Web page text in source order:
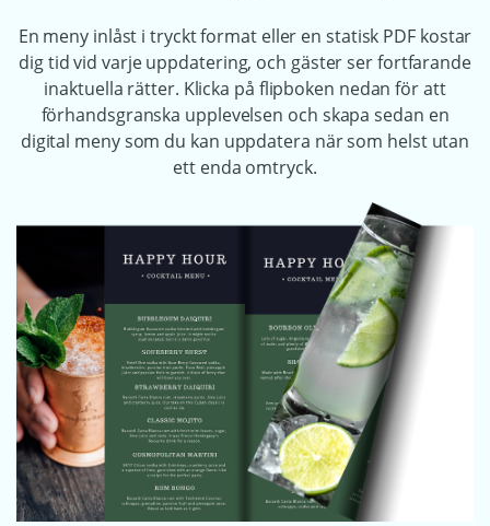
En meny inlåst i tryckt format eller en statisk PDF kostar
dig tid vid varje uppdatering, och gäster ser fortfarande
inaktuella rätter. Klicka på flipboken nedan för att
förhandsgranska upplevelsen och skapa sedan en
digital meny som du kan uppdatera när som helst utan
ett enda omtryck.